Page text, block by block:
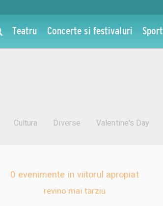
Teatru Concerte si festivaluri Sport
Cultura Diverse Valentine's Day
0 evenimente in viitorul apropiat
revino mai tarziu